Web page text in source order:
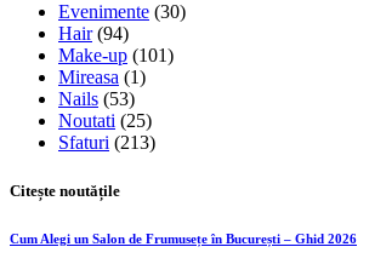
Evenimente (30)
Hair(94)
Make-up (101)
Mireasa (1)
Nails (53)
Noutati (25)
Sfaturi (213)
Citește noutățile
Cum Alegi un Salon de Frumusețe în București – Ghid 2026